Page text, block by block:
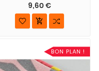
9,60 €

BON PLAN !